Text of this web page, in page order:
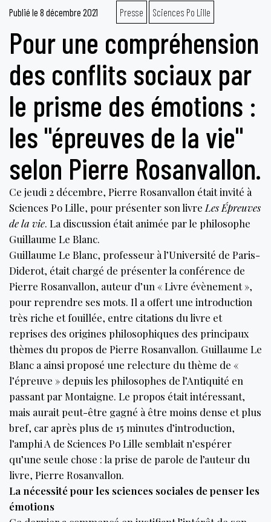
Publié le 8 décembre 2021 Presse Sciences Po Lille
Pour une compréhension
des conflits sociaux par
le prisme des émotions :
les "épreuves de la vie"
selon Pierre Rosanvallon.
Ce jeudi 2 décembre, Pierre Rosanvallon était invité à
Sciences Po Lille, pour présenter son livre Les Épreuves
de la vie. La discussion était animée par le philosophe
Guillaume Le Blanc.
Guillaume Le Blanc, professeur à l’Université de Paris-
Diderot, était chargé de présenter la conférence de
Pierre Rosanvallon, auteur d’un « Livre évènement »,
pour reprendre ses mots. Il a offert une introduction
très riche et fouillée, entre citations du livre et
reprises des origines philosophiques des principaux
thèmes du propos de Pierre Rosanvallon. Guillaume Le
Blanc a ainsi proposé une relecture du thème de «
l’épreuve » depuis les philosophes de l’Antiquité en
passant par Montaigne. Le propos était intéressant,
mais aurait peut-être gagné à être moins dense et plus
bref, car après plus de 15 minutes d’introduction,
l’amphi A de Sciences Po Lille semblait n’espérer
qu’une seule chose : la prise de parole de l’auteur du
livre, Pierre Rosanvallon.
La nécessité pour les sciences sociales de penser les
émotions